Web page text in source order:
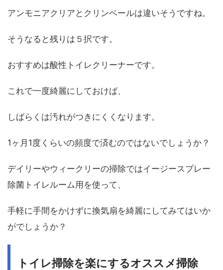
アンモニアクリアとクリンベールは違いそうですね。
そうなると残りは５択です。
おすすめは酸性トイレクリーナーです。
これで一度綺麗にしておけば、
しばらくは汚れがつきにくくなります。
1ヶ月1度くらいの頻度で済むのではないでしょうか？
デイリーやウィークリーの掃除ではイージースプレー
除菌トイレルーム用を使って、
手軽に手間をかけずに換気扇を綺麗にしてみてはいか
がでしょうか？
トイレ掃除を楽にするオススメ掃除